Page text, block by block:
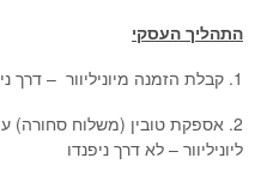
התהליך העסקי
1. קבלת הזמנה מיוניליוור – דרך ניפנדו.
2. אספקת טובין (משלוח
ליוניליוור – לא דרך ניפנדו